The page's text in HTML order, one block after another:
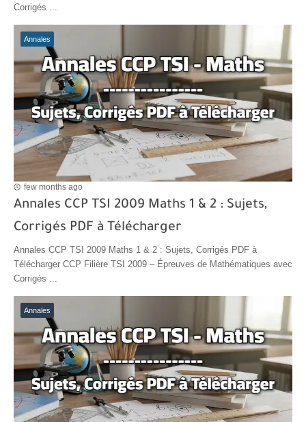
Corrigés ...
Annales
few months ago
Annales CCP TSI 2009 Maths 1 & 2 : Sujets,
Corrigés PDF à Télécharger
Annales CCP TSI 2009 Maths 1 & 2 : Sujets, Corrigés PDF à
Télécharger CCP Filière TSI 2009 – Épreuves de Mathématiques avec
Corrigés ...
Annales